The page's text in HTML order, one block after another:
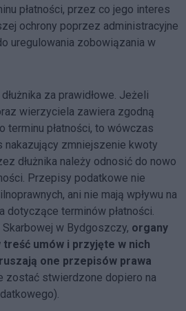
płatności, przez co jego interes
ochrony poprzez administracyjne
uregulowania zobowiązania w
za prawidłowe. Jeżeli
wierzyciela zawiera zgodną
terminu płatności, to wówczas
zmniejszenie kwoty
dłużnika należy odnosić do nowo
Przepisy podatkowe nie
ani nie mają wpływu na
dotyczące terminów płatności.
w Bydgoszczy, organy
umów i przyjęte w nich
one przepisów prawa
zostać stwierdzone dopiero na